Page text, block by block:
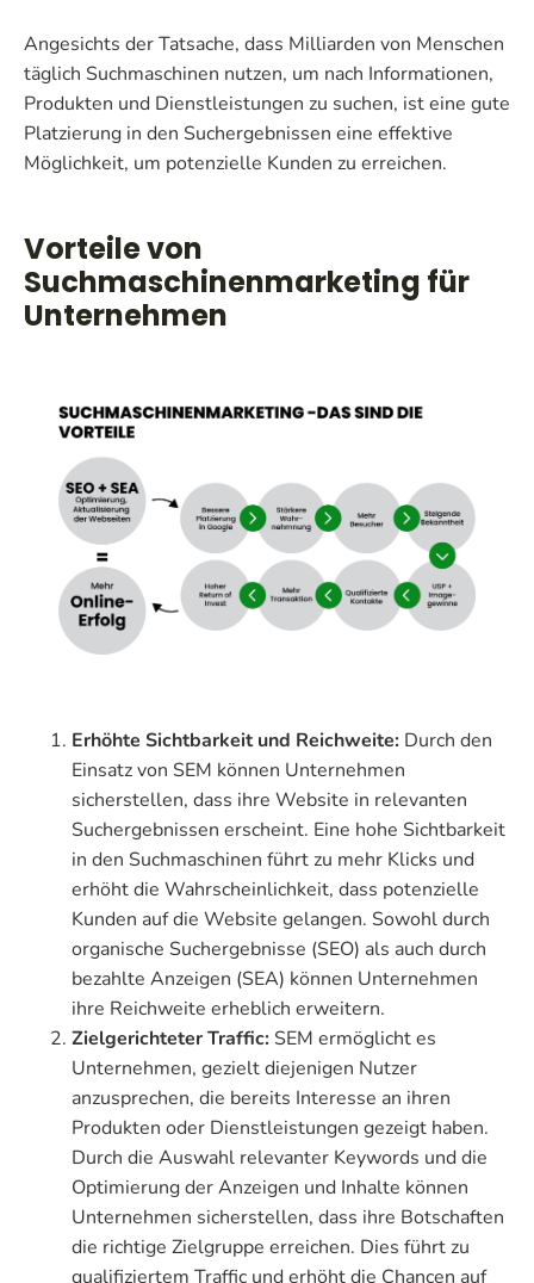
Angesichts der Tatsache, dass Milliarden von Menschen
täglich Suchmaschinen nutzen, um nach Informationen,
Produkten und Dienstleistungen zu suchen, ist eine gute
Platzierung in den Suchergebnissen eine effektive
Möglichkeit, um potenzielle Kunden zu erreichen.
Vorteile von
Suchmaschinenmarketing für
Unternehmen
Erhöhte Sichtbarkeit und Reichweite: Durch den
Einsatz von SEM können Unternehmen
sicherstellen, dass ihre Website in relevanten
Suchergebnissen erscheint. Eine hohe Sichtbarkeit
in den Suchmaschinen führt zu mehr Klicks und
erhöht die Wahrscheinlichkeit, dass potenzielle
Kunden auf die Website gelangen. Sowohl durch
organische Suchergebnisse (SEO) als auch durch
bezahlte Anzeigen (SEA) können Unternehmen
ihre Reichweite erheblich erweitern.
Zielgerichteter Traffic: SEM ermöglicht es
Unternehmen, gezielt diejenigen Nutzer
anzusprechen, die bereits Interesse an ihren
Produkten oder Dienstleistungen gezeigt haben.
Durch die Auswahl relevanter Keywords und die
Optimierung der Anzeigen und Inhalte können
Unternehmen sicherstellen, dass ihre Botschaften
die richtige Zielgruppe erreichen. Dies führt zu
qualifiziertem Traffic und erhöht die Chancen auf